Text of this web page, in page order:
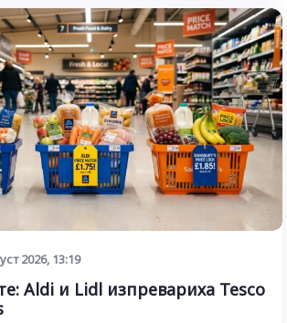
2026, 13:19
Aldi и Lidl изпревариха Tesco